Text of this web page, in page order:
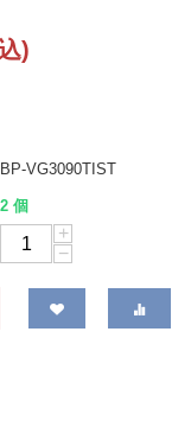
)
BP-VG3090TIST
2 個
+
−